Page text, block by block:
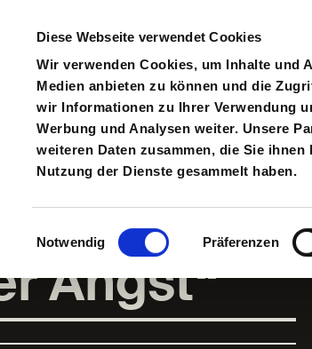
Diese Webseite verwendet Cookies
Wir verwenden Cookies, um Inhalte und
Medien anbieten zu können und die
wir Informationen zu Ihrer Verwendung
Werbung und Analysen weiter. Unsere
weiteren Daten zusammen, die Sie
Nutzung der Dienste gesammelt haben.
Einwilligungsauswahl
Notwendig Präferenzen
Spielplan
„Aus
Angst“